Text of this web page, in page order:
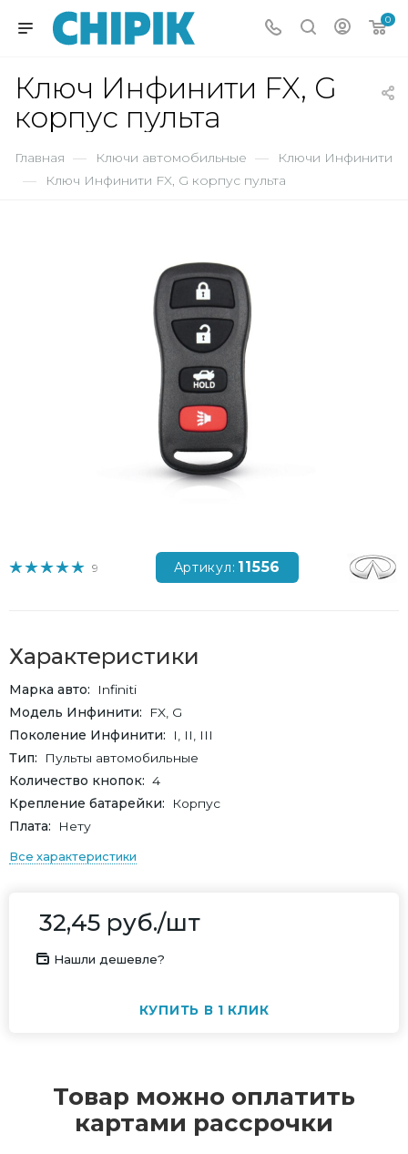
0
Ключ Инфинити FX, G
корпус пульта
Главная — Ключи автомобильные — Ключи Инфинити
— Ключ Инфинити FX, G корпус пульта
9 Артикул: 11556
Характеристики
Марка авто
Infiniti
Модель Инфинити
FX, G
Поколение Инфинити
I, II, III
Тип
Пульты автомобильные
Количество кнопок
4
Крепление батарейки
Корпус
Плата
Нету
Все характеристики
32,45 руб./шт
Нашли дешевле?
КУПИТЬ В 1 КЛИК
Товар можно оплатить
картами рассрочки